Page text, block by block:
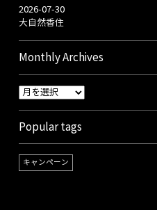
2026-07-30
大自然香住
Monthly Archives
Popular tags
キャンペーン